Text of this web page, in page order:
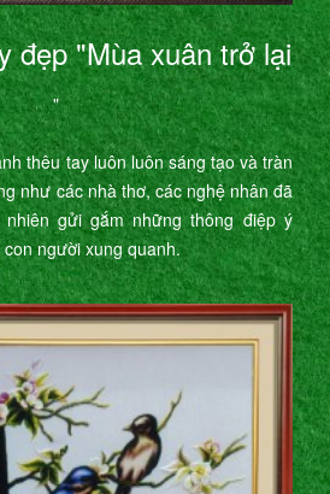
đẹp "Mùa xuân trở lại
"
thêu tay luôn luôn sáng tạo và tràn
như các nhà thơ, các nghệ nhân đã
gửi gắm những thông điệp ý
người xung quanh.